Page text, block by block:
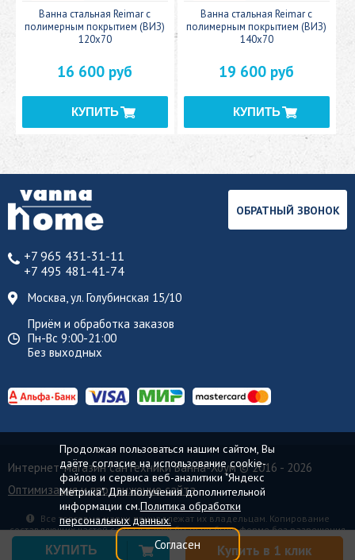
Купить в 1 клик
Ванна стальная Reimar с
полимерным покрытием (ВИЗ)
120x70
16 600 руб
Ванна стальная Reimar с
полимерным покрытием (ВИЗ)
140x70
19 600 руб
+7 965 431-31-11
+7 495 481-41-74
Москва, ул. Голубинская 15/10
Приём и обработка заказов
Пн-Вс 9:00-21:00
Без выходных
ОБРАТНЫЙ ЗВОНОК
Интернет-магазин сантехники Ванна-Хоум© 2016 - 2026
Оптимизация и продвижение сайта
Все торговые марки принадлежат их владельцам. Копирование
составляющих частей сайта в какой бы то ни было форме без разрешения
владельца авторских прав запрещено.
Продолжая пользоваться нашим сайтом, Вы
даёте согласие на использование cookie-
файлов и сервиса веб-аналитики "Яндекс
Метрика". Для получения дополнительной
информации см.Политика обработки
персональных данных.
Согласен